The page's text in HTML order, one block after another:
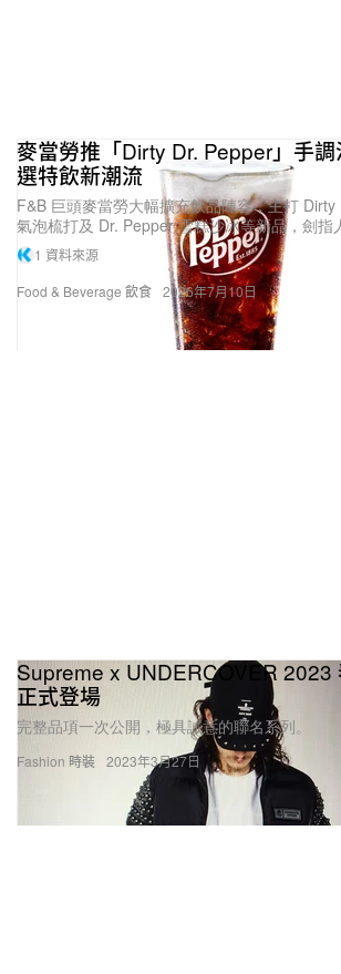
Food & Beverage 飲食
麥當勞推「Dirty Dr. Pepper」手
選特飲新潮流
F&B 巨頭麥當勞大幅擴充飲品陣容，主打
氣泡梳打及 Dr. Pepper 雪糕沙冰等新品，劍指
1 資料來源
2026年7月10日
Fashion 時裝
Supreme x UNDERCOVER 2023
正式登場
完整品項一次公開，極具誠意的聯名系列。
2023年3月27日